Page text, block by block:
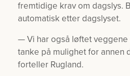
fremtidige krav om dagslys.
automatisk etter dagslyset.
— Vi har også løftet
tanke på mulighet for annen
forteller Rugland.